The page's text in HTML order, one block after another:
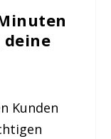
deine
Kunden